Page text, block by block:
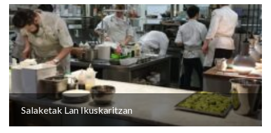
Salaketak Lan Ikuskaritzan